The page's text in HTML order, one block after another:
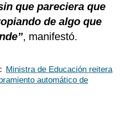
que pareciera que
de algo que
, manifestó.
Ministra de Educación reitera
automático de